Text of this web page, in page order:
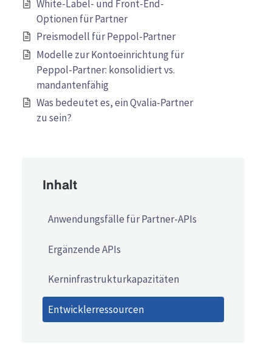
White-Label- und Front-End-
Optionen für Partner
Preismodell für Peppol-Partner
Modelle zur Kontoeinrichtung für
Peppol-Partner: konsolidiert vs.
mandantenfähig
Was bedeutet es, ein Qvalia-Partner
zu sein?
Inhalt
Anwendungsfälle für Partner-APIs
Ergänzende APIs
Kerninfrastrukturkapazitäten
Entwicklerressourcen